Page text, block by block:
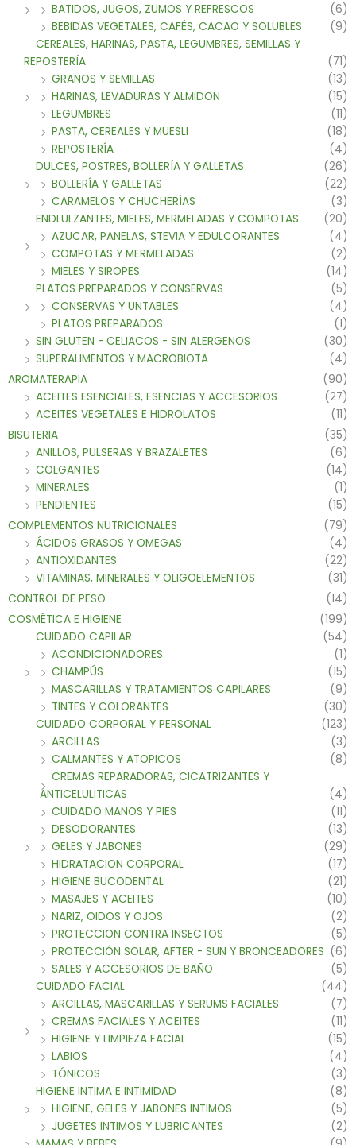
BATIDOS, JUGOS, ZUMOS Y REFRESCOS
(6)
BEBIDAS VEGETALES, CAFÉS, CACAO Y SOLUBLES
(9)
CEREALES, HARINAS, PASTA, LEGUMBRES, SEMILLAS Y
REPOSTERÍA
(71)
GRANOS Y SEMILLAS
(13)
HARINAS, LEVADURAS Y ALMIDON
(15)
LEGUMBRES
(11)
PASTA, CEREALES Y MUESLI
(18)
REPOSTERÍA
(4)
DULCES, POSTRES, BOLLERÍA Y GALLETAS
(26)
BOLLERÍA Y GALLETAS
(22)
CARAMELOS Y CHUCHERÍAS
(3)
ENDLULZANTES, MIELES, MERMELADAS Y COMPOTAS
(20)
AZUCAR, PANELAS, STEVIA Y EDULCORANTES
(4)
COMPOTAS Y MERMELADAS
(2)
MIELES Y SIROPES
(14)
PLATOS PREPARADOS Y CONSERVAS
(5)
CONSERVAS Y UNTABLES
(4)
PLATOS PREPARADOS
(1)
SIN GLUTEN - CELIACOS - SIN ALERGENOS
(30)
SUPERALIMENTOS Y MACROBIOTA
(4)
AROMATERAPIA
(90)
ACEITES ESENCIALES, ESENCIAS Y ACCESORIOS
(27)
ACEITES VEGETALES E HIDROLATOS
(11)
BISUTERIA
(35)
ANILLOS, PULSERAS Y BRAZALETES
(6)
COLGANTES
(14)
MINERALES
(1)
PENDIENTES
(15)
COMPLEMENTOS NUTRICIONALES
(79)
ÁCIDOS GRASOS Y OMEGAS
(4)
ANTIOXIDANTES
(22)
VITAMINAS, MINERALES Y OLIGOELEMENTOS
(31)
CONTROL DE PESO
(14)
COSMÉTICA E HIGIENE
(199)
CUIDADO CAPILAR
(54)
ACONDICIONADORES
(1)
CHAMPÚS
(15)
MASCARILLAS Y TRATAMIENTOS CAPILARES
(9)
TINTES Y COLORANTES
(30)
CUIDADO CORPORAL Y PERSONAL
(123)
ARCILLAS
(3)
CALMANTES Y ATOPICOS
(8)
CREMAS REPARADORAS, CICATRIZANTES Y
ANTICELULITICAS
(4)
CUIDADO MANOS Y PIES
(11)
DESODORANTES
(13)
GELES Y JABONES
(29)
HIDRATACION CORPORAL
(17)
HIGIENE BUCODENTAL
(21)
MASAJES Y ACEITES
(10)
NARIZ, OIDOS Y OJOS
(2)
PROTECCION CONTRA INSECTOS
(5)
PROTECCIÓN SOLAR, AFTER - SUN Y BRONCEADORES (6)
SALES Y ACCESORIOS DE BAÑO
(5)
CUIDADO FACIAL
(44)
ARCILLAS, MASCARILLAS Y SERUMS FACIALES
(7)
CREMAS FACIALES Y ACEITES
(11)
HIGIENE Y LIMPIEZA FACIAL
(15)
LABIOS
(4)
TÓNICOS
(3)
HIGIENE INTIMA E INTIMIDAD
(8)
HIGIENE, GELES Y JABONES INTIMOS
(5)
JUGETES INTIMOS Y LUBRICANTES
(2)